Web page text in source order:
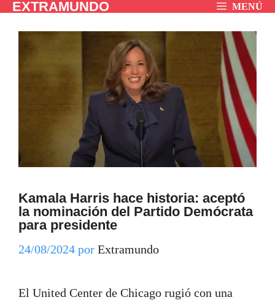
SaltarEXTRAMUNDO MENÚ
Kamala Harris hace historia: aceptó
la nominación del Partido Demócrata
para presidente
24/08/2024 por Extramundo
El United Center de Chicago rugió con una